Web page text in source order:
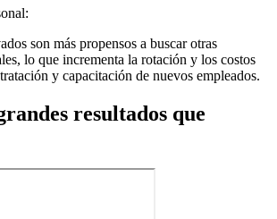
son más propensos a buscar otras
lo que incrementa la rotación y los costos
y capacitación de nuevos empleados.
resultados que